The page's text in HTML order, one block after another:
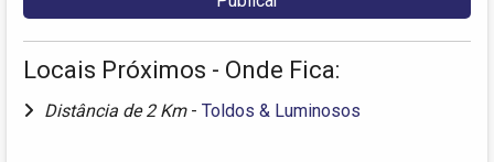
Locais Próximos - Onde Fica:
Distância de 2 Km - Toldos & Luminosos